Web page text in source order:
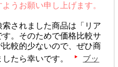
うお願い申し上げます。
されました商品は「リア
。そのためで価格比較サ
較的少ないので、ぜひ商
たら幸いです。
ブッ